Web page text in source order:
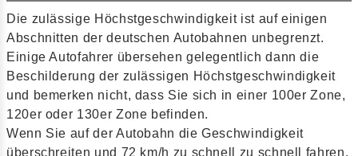
Die zulässige Höchstgeschwindigkeit ist auf einigen
Abschnitten der deutschen Autobahnen unbegrenzt.
Einige Autofahrer übersehen gelegentlich dann die
Beschilderung der zulässigen Höchstgeschwindigkeit
und bemerken nicht, dass Sie sich in einer 100er Zone,
120er oder 130er Zone befinden.
Wenn Sie auf der Autobahn die Geschwindigkeit
überschreiten und 72 km/h zu schnell zu schnell fahren,